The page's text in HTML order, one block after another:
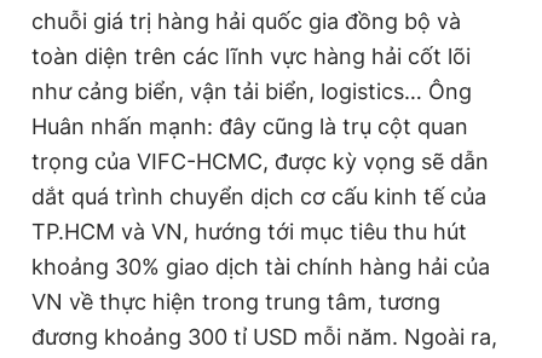
chuỗi giá trị hàng hải quốc gia đồng bộ và
toàn diện trên các lĩnh vực hàng hải cốt lõi
như cảng biển, vận tải biển, logistics… Ông
Huân nhấn mạnh: đây cũng là trụ cột quan
trọng của VIFC-HCMC, được kỳ vọng sẽ dẫn
dắt quá trình chuyển dịch cơ cấu kinh tế của
TP.HCM và VN, hướng tới mục tiêu thu hút
khoảng 30% giao dịch tài chính hàng hải của
VN về thực hiện trong trung tâm, tương
đương khoảng 300 tỉ USD mỗi năm. Ngoài ra,